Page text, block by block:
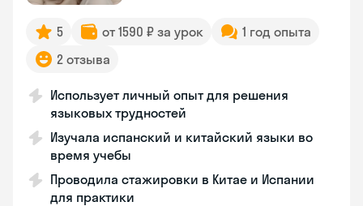
5 от 1590 ₽ за урок
1 год опыта
2 отзыва
Использует личный опыт для решения
языковых трудностей
Изучала испанский и китайский языки во
время учебы
Проводила стажировки в Китае и Испании
для практики